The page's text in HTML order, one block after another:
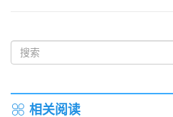
相关阅读